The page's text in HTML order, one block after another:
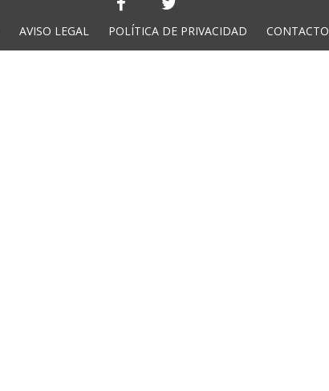
AVISO LEGAL POLÍTICA DE PRIVACIDAD CONTACTO